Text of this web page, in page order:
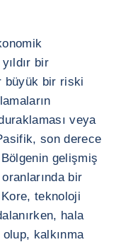
bir
büyük bir riski
veya
son derece
gelişmiş
bir
teknoloji
hala
olup, kalkınma